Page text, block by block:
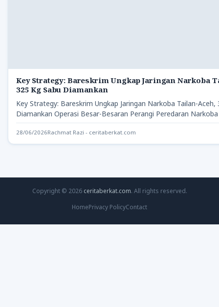
Key Strategy: Bareskrim Ungkap Jaringan Narkoba
325 Kg Sabu Diamankan
Key Strategy: Bareskrim Ungkap Jaringan Narkoba Tailan-Aceh,
Diamankan Operasi Besar-Besaran Perangi Peredaran
Strategy…
28/06/2026Rachmat Razi - ceritaberkat.com
Copyright © 2026 ceritaberkat.com. All rights reserved.
HomePrivacy PolicyContact